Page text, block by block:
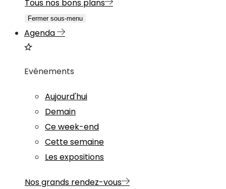
Tous nos bons plans
Fermer sous-menu
Agenda
Evénements
Aujourd'hui
Demain
Ce week-end
Cette semaine
Les expositions
Nos grands rendez-vous